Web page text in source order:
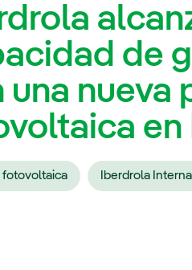
de
una nueva
en
fotovoltaica Iberdrola